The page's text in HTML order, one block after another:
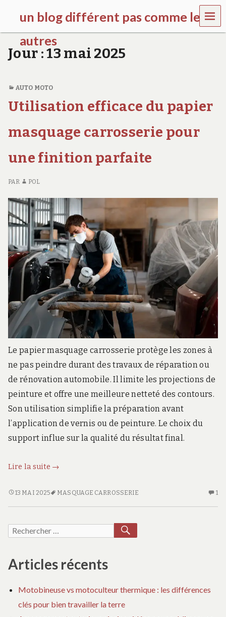
un blog différent pas comme les
autres
f
c
h
i
d
r
n
.
r
MEN
U
Jour :13 mai 2025
AUTO MOTO
Utilisation efficace du papier
masquage carrosserie pour
une finition parfaite
PAR POL
Le papier masquage carrosserie protège les zones à
ne pas peindre durant des travaux de réparation ou
de rénovation automobile. Il limite les projections de
peinture et offre une meilleure netteté des contours.
Son utilisation simplifie la préparation avant
l’application de vernis ou de peinture. Le choix du
support influe sur la qualité du résultat final.
Lire la suite
Utilisation
du
finition
→
UTILISATION
PAPIER
MASQUAGE
POUR
UNE
PARFAITE
13 MAI 2025 MASQUAGE CARROSSERIE 1
Recherche
Articles récents
Motobineuse vs motoculteur thermique : les différences
clés pour bien travailler la terre